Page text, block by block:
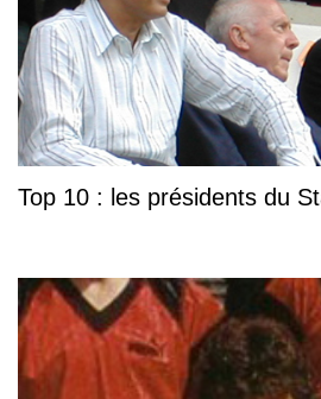
Top 10 : les présidents du